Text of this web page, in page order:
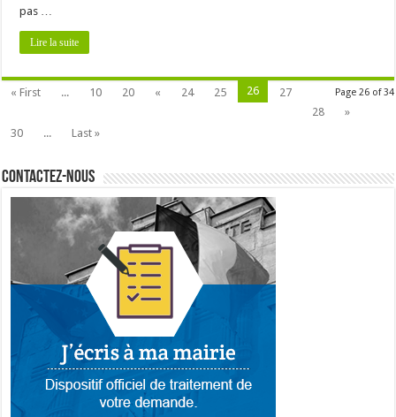
pas …
Lire la suite
Page 26 of 34
« First ... 10 20 « 24 25 26
27
28
»
30
... Last »
Contactez-nous